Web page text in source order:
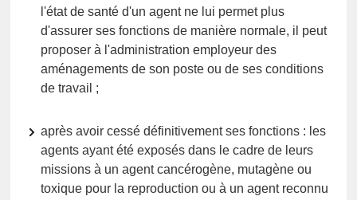
l'état de santé d'un agent ne lui permet plus
d'assurer ses fonctions de manière normale, il peut
proposer à l'administration employeur des
aménagements de son poste ou de ses conditions
de travail ;
après avoir cessé définitivement ses fonctions : les
agents ayant été exposés dans le cadre de leurs
missions à un agent cancérogène, mutagène ou
toxique pour la reproduction ou à un agent reconnu